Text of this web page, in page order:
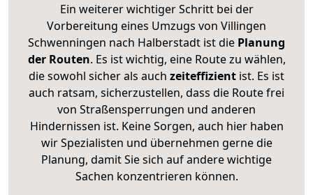
Ein weiterer wichtiger Schritt bei der
Vorbereitung eines Umzugs von Villingen
Schwenningen nach Halberstadt ist die Planung
der Routen. Es ist wichtig, eine Route zu wählen,
die sowohl sicher als auch zeiteffizient ist. Es ist
auch ratsam, sicherzustellen, dass die Route frei
von Straßensperrungen und anderen
Hindernissen ist. Keine Sorgen, auch hier haben
wir Spezialisten und übernehmen gerne die
Planung, damit Sie sich auf andere wichtige
Sachen konzentrieren können.